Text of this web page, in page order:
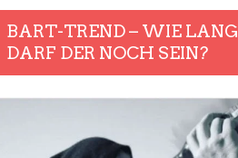
BART-TREND – WIE LANG
DARF DER NOCH SEIN?